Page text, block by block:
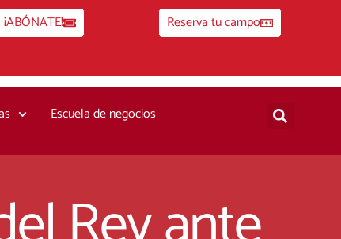
¡ABÓNATE! Reserva tu campo
Escuela de negocios